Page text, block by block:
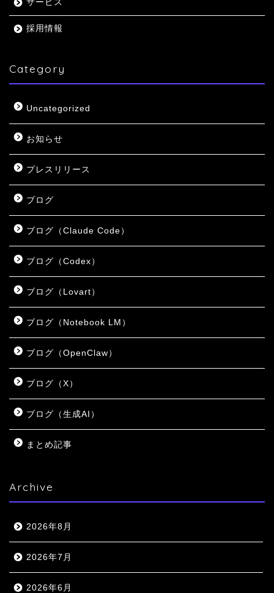
サービス
採用情報
Category
Uncategorized
お知らせ
プレスリリース
ブログ
ブログ（Claude Code）
ブログ（Codex）
ブログ（Lovart）
ブログ（Notebook LM）
ブログ（OpenClaw）
ブログ（X）
ブログ（生成AI）
まとめ記事
Archive
2026年8月
2026年7月
2026年6月